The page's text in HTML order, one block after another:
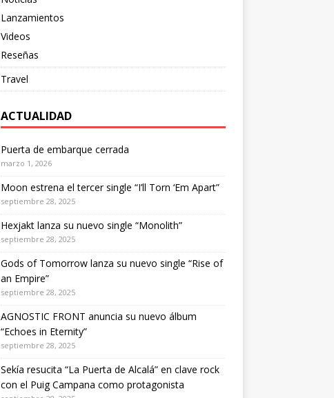
Lanzamientos
Videos
Reseñas
Travel
ACTUALIDAD
Puerta de embarque cerrada
marzo 1, 2026
Moon estrena el tercer single “I’ll Torn ‘Em Apart”
septiembre 28, 2025
Hexjakt lanza su nuevo single “Monolith”
septiembre 28, 2025
Gods of Tomorrow lanza su nuevo single “Rise of
an Empire”
septiembre 28, 2025
AGNOSTIC FRONT anuncia su nuevo álbum
“Echoes in Eternity”
septiembre 28, 2025
Sekía resucita “La Puerta de Alcalá” en clave rock
con el Puig Campana como protagonista